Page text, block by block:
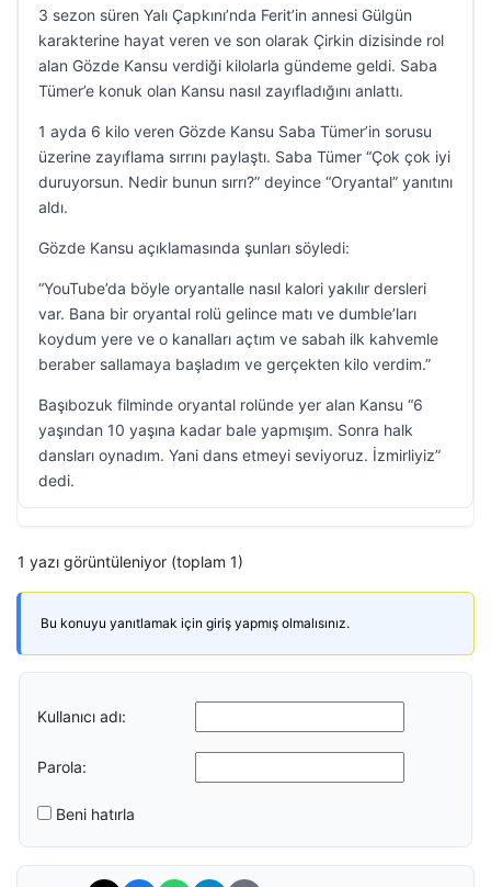
3 sezon süren Yalı Çapkını’nda Ferit’in annesi Gülgün
karakterine hayat veren ve son olarak Çirkin dizisinde rol
alan Gözde Kansu verdiği kilolarla gündeme geldi. Saba
Tümer’e konuk olan Kansu nasıl zayıfladığını anlattı.
1 ayda 6 kilo veren Gözde Kansu Saba Tümer’in sorusu
üzerine zayıflama sırrını paylaştı. Saba Tümer “Çok çok iyi
duruyorsun. Nedir bunun sırrı?” deyince “Oryantal” yanıtını
aldı.
Gözde Kansu açıklamasında şunları söyledi:
“YouTube’da böyle oryantalle nasıl kalori yakılır dersleri
var. Bana bir oryantal rolü gelince matı ve dumble’ları
koydum yere ve o kanalları açtım ve sabah ilk kahvemle
beraber sallamaya başladım ve gerçekten kilo verdim.”
Başıbozuk filminde oryantal rolünde yer alan Kansu “6
yaşından 10 yaşına kadar bale yapmışım. Sonra halk
dansları oynadım. Yani dans etmeyi seviyoruz. İzmirliyiz”
dedi.
1 yazı görüntüleniyor (toplam 1)
Bu konuyu yanıtlamak için giriş yapmış olmalısınız.
Kullanıcı adı:
Parola:
Beni hatırla